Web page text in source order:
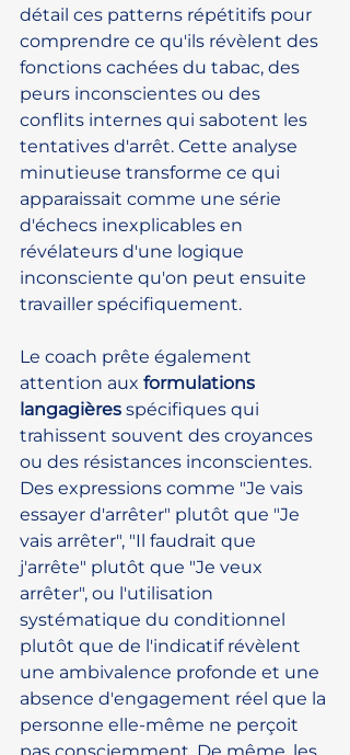
détail ces patterns répétitifs pour
comprendre ce qu'ils révèlent des
fonctions cachées du tabac, des
peurs inconscientes ou des
conflits internes qui sabotent les
tentatives d'arrêt. Cette analyse
minutieuse transforme ce qui
apparaissait comme une série
d'échecs inexplicables en
révélateurs d'une logique
inconsciente qu'on peut ensuite
travailler spécifiquement.
Le coach prête également
attention aux formulations
langagières spécifiques qui
trahissent souvent des croyances
ou des résistances inconscientes.
Des expressions comme "Je vais
essayer d'arrêter" plutôt que "Je
vais arrêter", "Il faudrait que
j'arrête" plutôt que "Je veux
arrêter", ou l'utilisation
systématique du conditionnel
plutôt que de l'indicatif révèlent
une ambivalence profonde et une
absence d'engagement réel que la
personne elle-même ne perçoit